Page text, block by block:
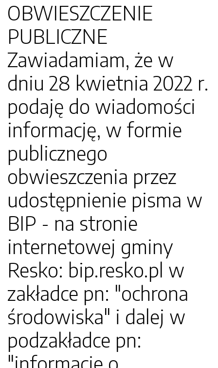
OBWIESZCZENIE
PUBLICZNE
Zawiadamiam, że w
dniu 28 kwietnia 2022 r.
podaję do wiadomości
informację, w formie
publicznego
obwieszczenia przez
udostępnienie pisma w
BIP - na stronie
internetowej gminy
Resko: bip.resko.pl w
zakładce pn: "ochrona
środowiska" i dalej w
podzakładce pn:
"informacje o